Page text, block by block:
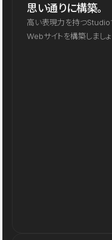
思い通りに構築。
高い表現力を持つStudio
Webサイトを構築しましょ